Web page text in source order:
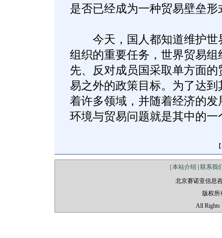
是否已经成为一种贸易壁垒形
今天，国人都知道维护世
组织的重要任务，世界贸易
先、反对成员国采取单方面
易之外的政策目标。为了达
着许多领域，并随着经济的
环境与贸易问题就是其中的一
【
本站介绍
联系我
北京赛诺亚信息
版权所
All Rights